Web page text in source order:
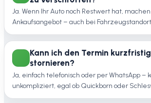
Ja. Wenn Ihr Auto noch Restwert hat,
Ankaufsangebot – auch bei
Kann ich den Termin
stornieren?
Ja, einfach telefonisch oder per WhatsApp –
unkompliziert, egal ob Quickborn oder